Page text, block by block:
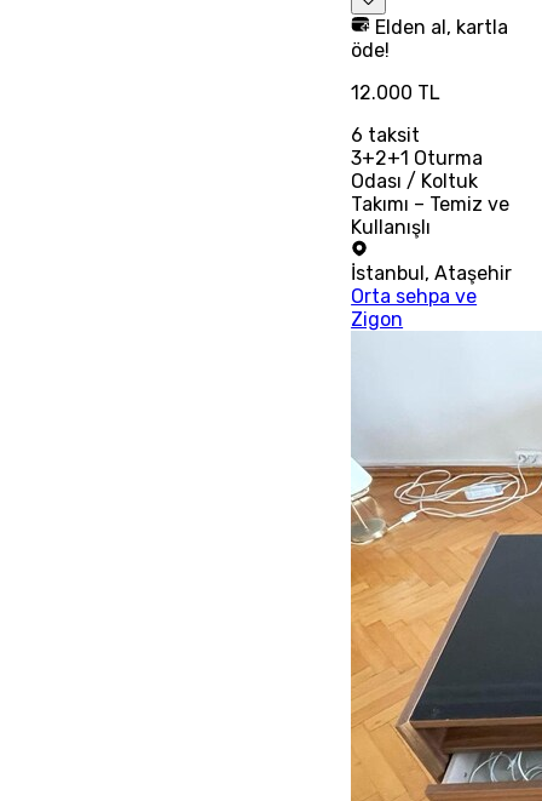
Elden al, kartla
öde!
12.000 TL
6 taksit
3+2+1 Oturma
Odası / Koltuk
Takımı – Temiz ve
Kullanışlı
İstanbul,Ataşehir
Orta sehpa ve
Zigon